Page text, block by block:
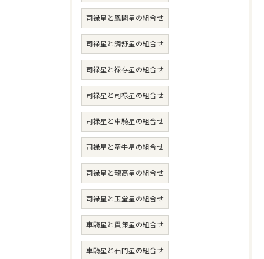
司禄星と鳳閣星の組合せ
司禄星と調舒星の組合せ
司禄星と禄存星の組合せ
司禄星と司禄星の組合せ
司禄星と車騎星の組合せ
司禄星と牽牛星の組合せ
司禄星と龍高星の組合せ
司禄星と玉堂星の組合せ
車騎星と貫策星の組合せ
車騎星と石門星の組合せ